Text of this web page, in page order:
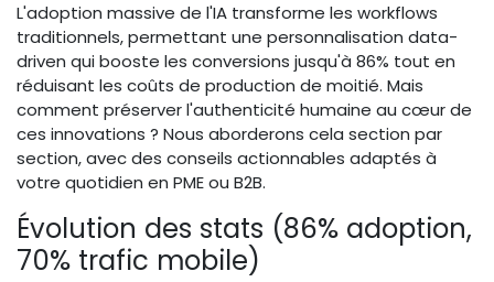
L'adoption massive de l'IA transforme les workflows
traditionnels, permettant une personnalisation data-
driven qui booste les conversions jusqu'à 86% tout en
réduisant les coûts de production de moitié. Mais
comment préserver l'authenticité humaine au cœur de
ces innovations ? Nous aborderons cela section par
section, avec des conseils actionnables adaptés à
votre quotidien en PME ou B2B.
Évolution des stats (86% adoption,
70% trafic mobile)